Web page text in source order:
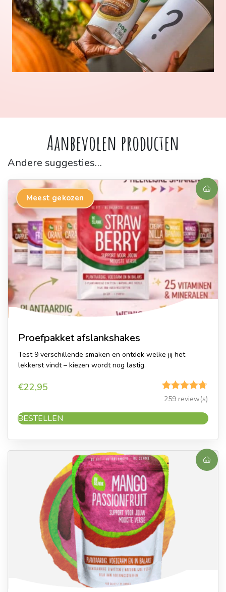
Aanbevolen producten
Andere suggesties…
Meest gekozen
Proefpakket afslankshakes
Test 9 verschillende smaken en ontdek welke jij het
lekkerst vindt – kiezen wordt nog lastig.
€22,95
Gewaardeerd
4.65
uit 5
259 review(s)
BESTELLEN